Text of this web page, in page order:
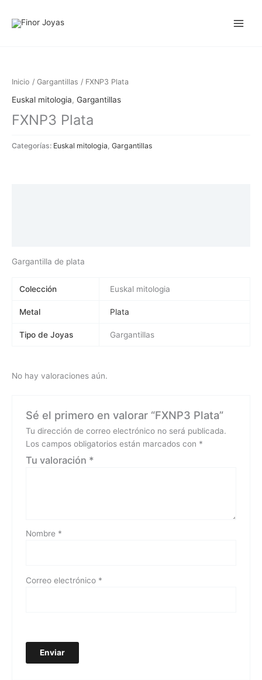
Inicio / Gargantillas / FXNP3 Plata
Euskal mitologia, Gargantillas
FXNP3 Plata
Categorías: Euskal mitologia Gargantillas
Gargantilla de plata
Colección Euskal mitologia
Metal Plata
Tipo de Joyas Gargantillas
No hay valoraciones aún.
Sé el primero en valorar “FXNP3 Plata”
Tu dirección de correo electrónico no será publicada.
Los campos obligatorios están marcados con *
Tu valoración *
Nombre *
Correo electrónico *